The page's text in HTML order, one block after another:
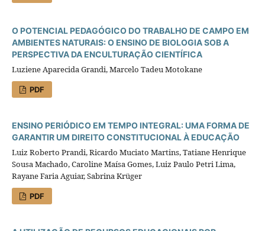
O POTENCIAL PEDAGÓGICO DO TRABALHO DE CAMPO EM
AMBIENTES NATURAIS: O ENSINO DE BIOLOGIA SOB A
PERSPECTIVA DA ENCULTURAÇÃO CIENTÍFICA
Luziene Aparecida Grandi, Marcelo Tadeu Motokane
PDF
ENSINO PERIÓDICO EM TEMPO INTEGRAL: UMA FORMA DE
GARANTIR UM DIREITO CONSTITUCIONAL À EDUCAÇÃO
Luiz Roberto Prandi, Ricardo Muciato Martins, Tatiane Henrique
Sousa Machado, Caroline Maísa Gomes, Luiz Paulo Petri Lima,
Rayane Faria Aguiar, Sabrina Krüger
PDF